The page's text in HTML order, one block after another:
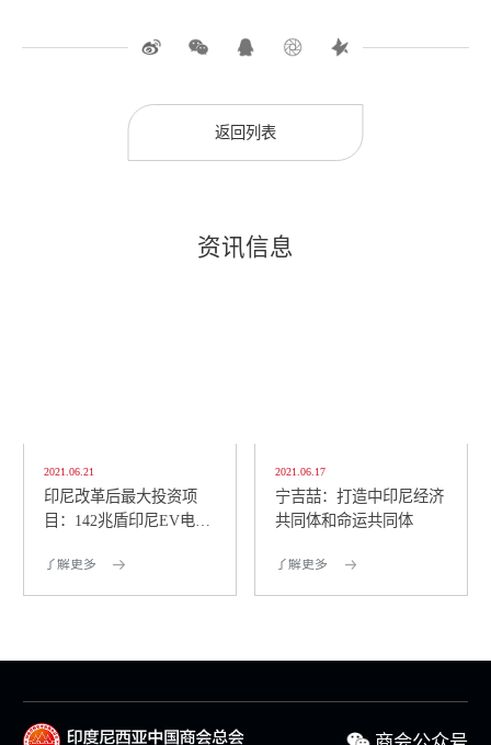
返回列表
资讯信息
2021.06.21
印尼改革后最大投资项
目：142兆盾印尼EV电池
了解更多
2021.06.17
宁吉喆：打造中印尼经济
共同体和命运共同体
了解更多